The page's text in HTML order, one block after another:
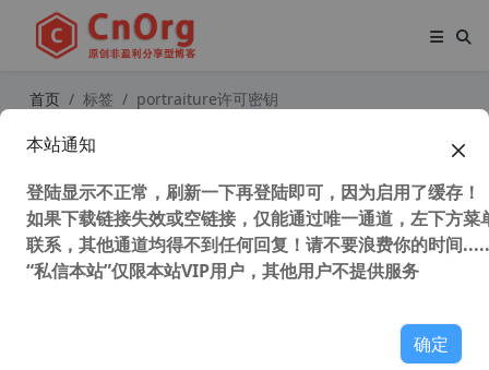
首页 标签 portraiture许可密钥
Imagenomic Portraiture v4.0.3 Buil
本站通知
登陆显示不正常，刷新一下再登陆即可，因为启用了缓存！
如果下载链接失效或空链接，仅能通过唯一通道，左下方菜
联系，其他通道均得不到任何回复！请不要浪费你的时间
“私信本站”仅限本站VIP用户，其他用户不提供服务
确定